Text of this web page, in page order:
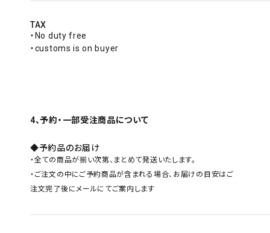
TAX
・No duty free
・customs is on buyer
4、予約・一部受注商品について
◆予約品のお届け
・全ての商品が揃い次第、まとめて発送いたします。
・ご注文の中にご予約商品が含まれる場合、お届けの目安はご
注文完了後にメールにてご案内します